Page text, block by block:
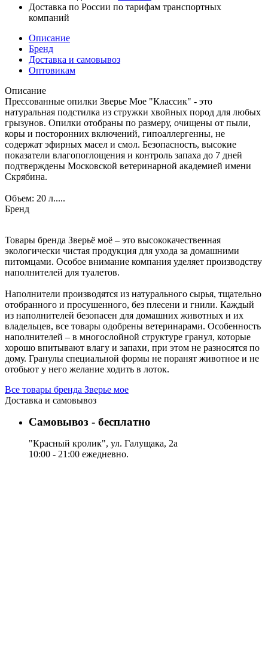
Доставка по России по тарифам транспортных
компаний
Описание
Бренд
Доставка и самовывоз
Оптовикам
Описание
Прессованные опилки Зверье Мое "Классик" - это
натуральная подстилка из стружки хвойных пород для любых
грызунов. Опилки отобраны по размеру, очищены от пыли,
коры и посторонних включений, гипоаллергенны, не
содержат эфирных масел и смол. Безопасность, высокие
показатели влагопоглощения и контроль запаха до 7 дней
подтверждены Московской ветеринарной академией имени
Скрябина.
Объем: 20 л.....
Бренд
Товары бренда Зверьё моё – это высококачественная
экологически чистая продукция для ухода за домашними
питомцами. Особое внимание компания уделяет производству
наполнителей для туалетов.
Наполнители производятся из натурального сырья, тщательно
отобранного и просушенного, без плесени и гнили. Каждый
из наполнителей безопасен для домашних животных и их
владельцев, все товары одобрены ветеринарами. Особенность
наполнителей – в многослойной структуре гранул, которые
хорошо впитывают влагу и запахи, при этом не разносятся по
дому. Гранулы специальной формы не поранят животное и не
отобьют у него желание ходить в лоток.
Все товары бренда Зверье мое
Доставка и самовывоз
Самовывоз - бесплатно
"Красный кролик", ул. Галущака, 2а
10:00 - 21:00 ежедневно.